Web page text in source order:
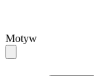
Motyw